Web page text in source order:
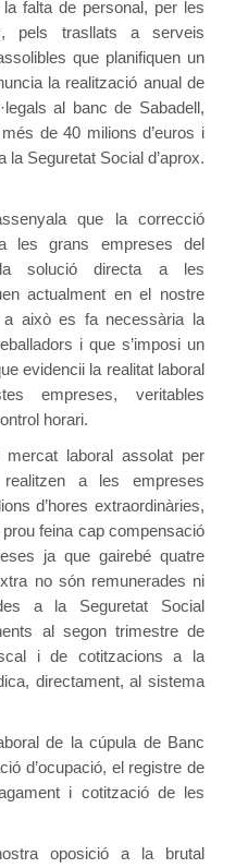
163 – Soluciones a
psicològica davant
de CORONAVIRUS
Coronavirus
#1 del Secretariat
la crisi del COVID19
no puede pagar la crisis
#2: Sobre la cura de menors
#3: Acomiadaments i
falta de personal, per les
pels trasllats a serveis
que planifiquen un
la realització anual de
al banc de Sabadell,
de 40 milions d’euros i
Seguretat Social d’aprox.
que la correcció
les grans empreses del
solució directa a les
actualment en el nostre
això es fa necessària la
i que s’imposi un
evidencii la realitat laboral
empreses, veritables
horari.
laboral assolat per
a les empreses
d’hores extraordinàries,
feina cap compensació
ja que gairebé quatre
no són remunerades ni
a la Seguretat Social
al segon trimestre de
i de cotitzacions a la
directament, al sistema
de la cúpula de Banc
d’ocupació, el registre de
i cotització de les
oposició a la brutal